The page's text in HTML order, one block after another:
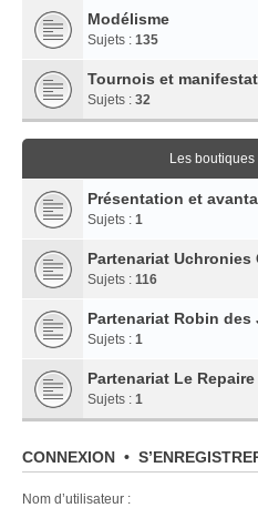
Modélisme
Sujets : 135
Tournois et
Sujets : 32
Les
Présentation et
Sujets : 1
Partenariat Uchronies
Sujets : 116
Partenariat Robin des
Sujets : 1
Partenariat Le
Sujets : 1
CONNEXION •
Nom d’utilisateur :